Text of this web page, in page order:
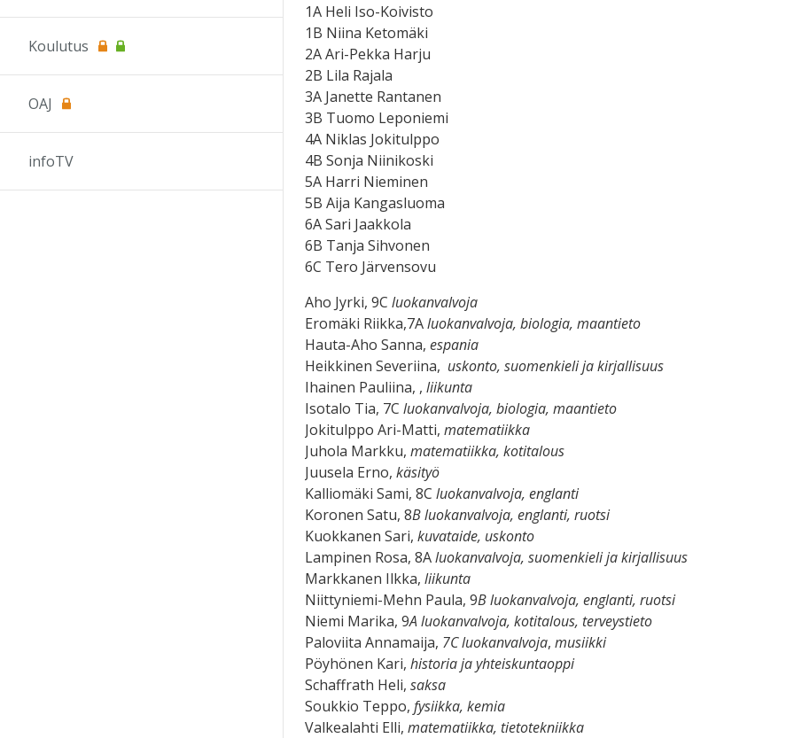
1A Heli Iso-Koivisto
1B Niina Ketomäki
2A Ari-Pekka Harju
2B Lila Rajala
3A Janette Rantanen
3B Tuomo Leponiemi
4A Niklas Jokitulppo
4B Sonja Niinikoski
5A Harri Nieminen
5B Aija Kangasluoma
6A Sari Jaakkola
6B Tanja Sihvonen
6C Tero Järvensovu
Aho Jyrki, 9C luokanvalvoja
Eromäki Riikka,7Aluokanvalvoja, biologia, maantieto
Hauta-Aho Sanna, espania
Heikkinen Severiina, uskonto, suomenkieli ja kirjallisuus
Ihainen Pauliina, , liikunta
Isotalo Tia, 7C luokanvalvoja, biologia, maantieto
Jokitulppo Ari-Matti, matematiikka
Juhola Markku, matematiikka, kotitalous
Juusela Erno, käsityö
Kalliomäki Sami, 8C luokanvalvoja, englanti
Koronen Satu, 8B luokanvalvoja, englanti, ruotsi
Kuokkanen Sari, kuvataide, uskonto
Lampinen Rosa, 8Aluokanvalvoja, suomenkieli ja kirjallisuus
Markkanen Ilkka, liikunta
Niittyniemi-Mehn Paula, 9B luokanvalvoja, englanti, ruotsi
Niemi Marika, 9A luokanvalvoja, kotitalous, terveystieto
Paloviita Annamaija, 7C luokanvalvoja, musiikki
Pöyhönen Kari, historia ja yhteiskuntaoppi
Schaffrath Heli, saksa
Soukkio Teppo, fysiikka, kemia
Valkealahti Elli, matematiikka, tietotekniikka
Koulutus
OAJ
infoTV